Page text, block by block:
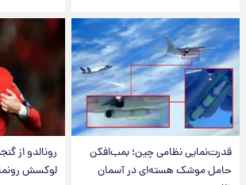
قدرت‌نمایی نظامی چین؛ بمب‌افکن
حامل موشک هسته‌ای در آسمان
رونالدو از
لوکسش